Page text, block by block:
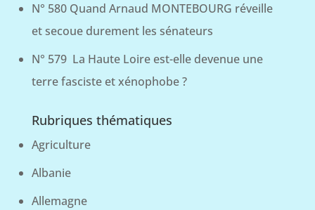
N° 580 Quand Arnaud MONTEBOURG réveille
et secoue durement les sénateurs
N° 579 La Haute Loire est-elle devenue une
terre fasciste et xénophobe ?
Rubriques thématiques
Agriculture
Albanie
Allemagne